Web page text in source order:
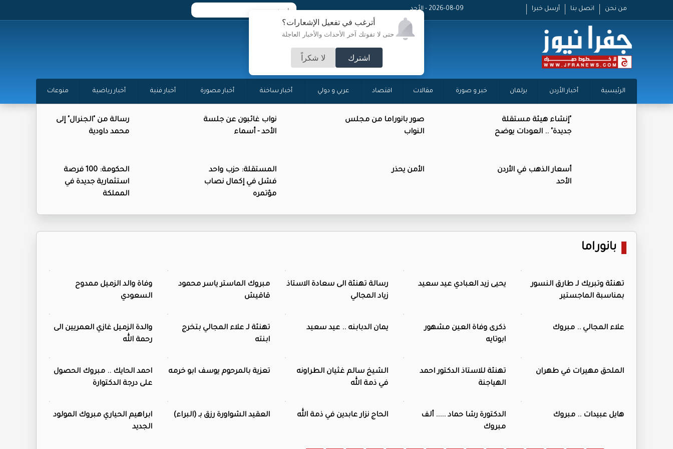
أترغب في تفعيل الإشعارات؟
حتى لا تفوتك آخر الأحداث والأخبار العاجلة
اشترك لا شكراً
من نحن اتصل بنا أرسل خبرا 2026-08-09 - الأحد
الرئيسية أخبار الأردن برلمان خبر و صورة مقالات اقتصاد عربي و دولي أخبار ساخنة أخبار مصورة أخبار فنية أخبار رياضية منوعات
"إنشاء هيئة مستقلة
جديدة" .. العودات يوضح
صور بانوراما من مجلس
النواب
نواب غائبون عن جلسة
الأحد - أسماء
رسالة من "الجنرال" إلى
محمد داودية
أسعار الذهب في الأردن
الأحد
الأمن يحذر
المستقلة: حزب واحد
فشل في إكمال نصاب
مؤتمره
الحكومة: 100 فرصة
استثمارية جديدة في
المملكة
بانوراما
تهنئة وتبريك لـ طارق النسور
بمناسبة الماجستير
يحيى زيد العبادي عيد سعيد
رسالة تهنئة الى سعادة الاستاذ
زياد المجالي
مبروك الماستر ياسر محمود
قاقيش
وفاة والد الزميل ممدوح
السعودي
علاء المجالي .. مبروك
ذكرى وفاة العين مشهور
ابوتايه
يمان الدبابنه .. عيد سعيد
تهنئة لـ علاء المجالي بتخرج
ابنته
والدة الزميل غازي العمريين الى
رحمة الله
الملحق مهيرات في طهران
تهنئة للاستاذ الدكتور احمد
الهياجنة
الشيخ سالم غثيان الطراونه
في ذمة الله
تعزية بالمرحوم يوسف ابو خرمه
احمد الحايك .. مبروك الحصول
على درجة الدكتوارة
هايل عبيدات .. مبروك
الدكتورة رشا حماد ..... ألف
مبروك
الحاج نزار عابدين في ذمة الله العقيد الشواورة رزق بـ (البراء)
ابراهيم الحياري مبروك المولود
الجديد